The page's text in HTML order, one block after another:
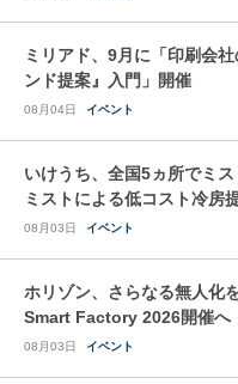
ミリアド、9月に「印刷会
ンド提案』入門」開催
08月04日 イベント
いけうち、全国5ヵ所でミ
ミストによる低コスト冷房
08月03日 イベント
ホリゾン、さらなる無人化
Smart Factory 2026開催へ
08月03日 イベント